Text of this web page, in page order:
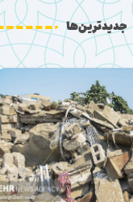
جدیدترین‌ها